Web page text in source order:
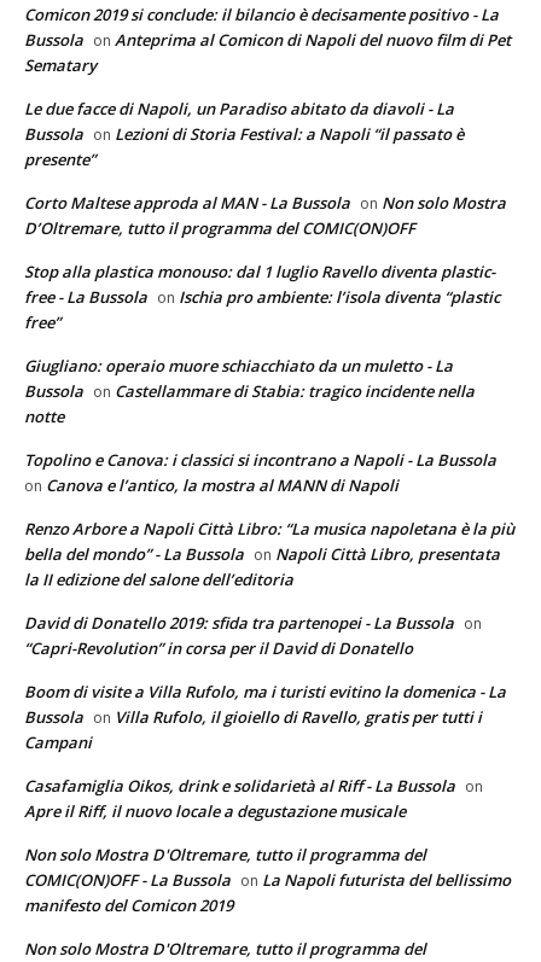
Comicon 2019 si conclude: il bilancio è decisamente positivo - La
Bussola on Anteprima al Comicon di Napoli del nuovo film di Pet
Sematary
Le due facce di Napoli, un Paradiso abitato da diavoli - La
Bussola on Lezioni di Storia Festival: a Napoli “il passato è
presente”
Corto Maltese approda al MAN - La Bussola on Non solo Mostra
D’Oltremare, tutto il programma del COMIC(ON)OFF
Stop alla plastica monouso: dal 1 luglio Ravello diventa plastic-
free - La Bussola on Ischia pro ambiente: l’isola diventa “plastic
free”
Giugliano: operaio muore schiacchiato da un muletto - La
Bussola on Castellammare di Stabia: tragico incidente nella
notte
Topolino e Canova: i classici si incontrano a Napoli - La Bussola
on Canova e l’antico, la mostra al MANN di Napoli
Renzo Arbore a Napoli Città Libro: “La musica napoletana è la più
bella del mondo” - La Bussola on Napoli Città Libro, presentata
la II edizione del salone dell’editoria
David di Donatello 2019: sfida tra partenopei - La Bussola on
“Capri-Revolution” in corsa per il David di Donatello
Boom di visite a Villa Rufolo, ma i turisti evitino la domenica - La
Bussola on Villa Rufolo, il gioiello di Ravello, gratis per tutti i
Campani
Casafamiglia Oikos, drink e solidarietà al Riff - La Bussola on
Apre il Riff, il nuovo locale a degustazione musicale
Non solo Mostra D'Oltremare, tutto il programma del
COMIC(ON)OFF - La Bussola on La Napoli futurista del bellissimo
manifesto del Comicon 2019
Non solo Mostra D'Oltremare, tutto il programma del